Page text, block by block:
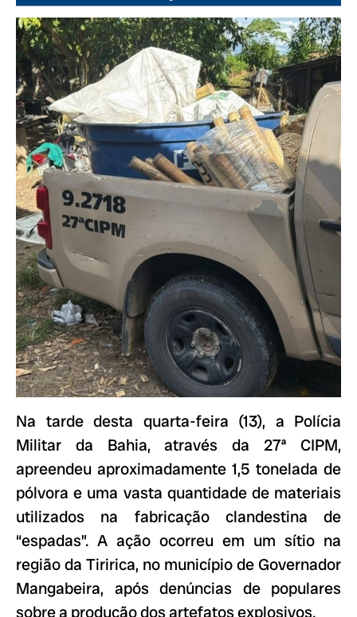
Na tarde desta quarta-feira (13), a Polícia
Militar da Bahia, através da 27ª CIPM,
apreendeu aproximadamente 1,5 tonelada de
pólvora e uma vasta quantidade de materiais
utilizados na fabricação clandestina de
“espadas”. A ação ocorreu em um sítio na
região da Tiririca, no município de Governador
Mangabeira, após denúncias de populares
sobre a produção dos artefatos explosivos.